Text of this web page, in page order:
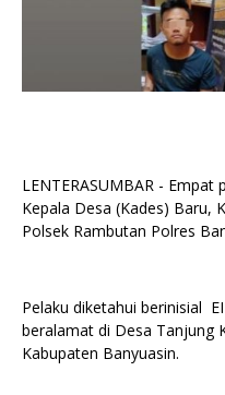
LENTERASUMBAR -
Kepala Desa (Kades) Baru,
Polsek Rambutan Polres
Pelaku diketahui berinisial
beralamat di Desa Tanjung
Kabupaten Banyuasin.